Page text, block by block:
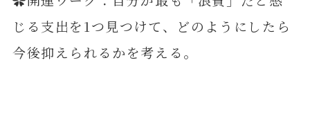
じる支出を1つ見つけて、どのようにしたら
今後抑えられるかを考える。